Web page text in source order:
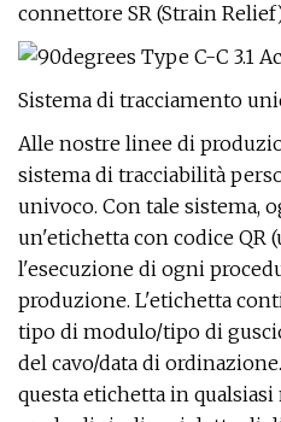
connettore SR (Strain
Sistema di tracciamento
Alle nostre linee di
sistema di tracciabilità
univoco. Con tale sistema,
un'etichetta con codice QR
l'esecuzione di ogni
produzione. L'etichetta
tipo di modulo/tipo di
del cavo/data di
questa etichetta in